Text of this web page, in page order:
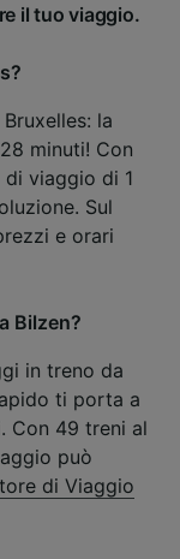
il tuo viaggio.
la
minuti! Con
viaggio di 1
Sul
e orari
Bilzen?
in treno da
ti porta a
Con 49 treni al
può
di Viaggio